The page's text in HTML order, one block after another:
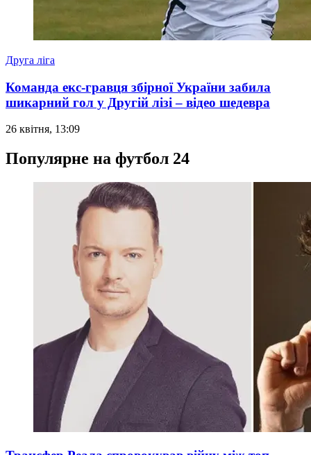
Друга ліга
Команда екс-гравця збірної України забила
шикарний гол у Другій лізі – відео шедевра
26 квітня, 13:09
Популярне на футбол 24